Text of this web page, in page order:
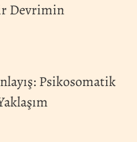
Devrimin
Psikosomatik